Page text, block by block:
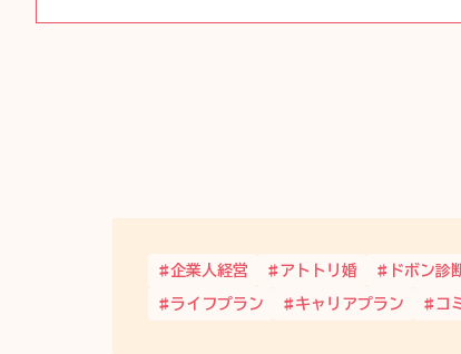
企業人経営 アトトリ婚 ドボン診
ライフプラン キャリアプラン コ